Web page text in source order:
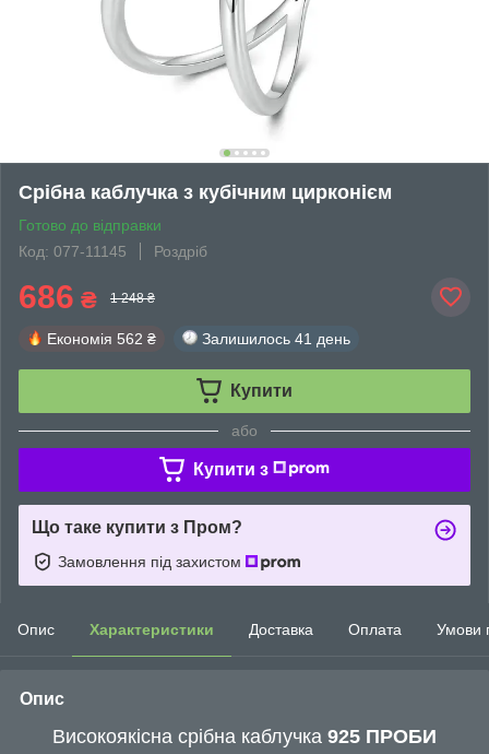
Срібна каблучка з кубічним цирконієм
Готово до відправки
Код: 077-11145
Роздріб
686 ₴ 1 248 ₴
Економія 562 ₴ Залишилось 41 день
Купити
або
Купити з
Що таке купити з Пром?
Замовлення під захистом
Опис Характеристики Доставка Оплата Умови
Опис
Високоякісна срібна каблучка 925 ПРОБИ